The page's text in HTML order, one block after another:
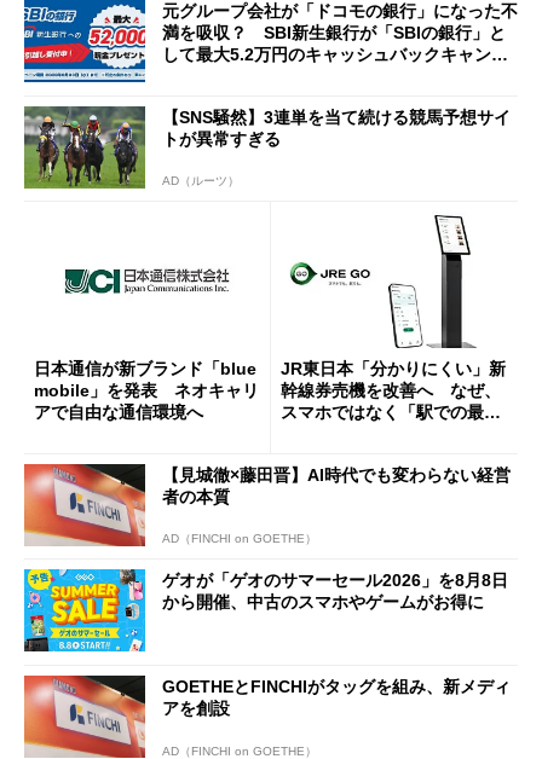
元グループ会社が「ドコモの銀行」になった不
満を吸収？ SBI新生銀行が「SBIの銀行」と
して最大5.2万円のキャッシュバックキャンペ
【SNS騒然】3連単を当て続ける競馬予想サイ
トが異常すぎる
AD（ルーツ）
日本通信が新ブランド「blue
mobile」を発表 ネオキャリ
アで自由な通信環境へ
JR東日本「分かりにくい」新
幹線券売機を改善へ なぜ、
スマホではなく「駅での最短
【見城徹×藤田晋】AI時代でも変わらない経営
者の本質
AD（FINCHI on GOETHE）
ゲオが「ゲオのサマーセール2026」を8月8日
から開催、中古のスマホやゲームがお得に
GOETHEとFINCHIがタッグを組み、新メディ
アを創設
AD（FINCHI on GOETHE）